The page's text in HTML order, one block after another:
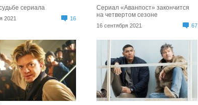
сериала
2021 16
Сериал «Аванпост» закончится
на четвертом сезоне
16 сентября 2021 67